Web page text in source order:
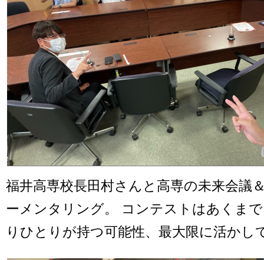
福井高専校長田村さんと高専の未来会議
ーメンタリング。 コンテストはあくま
りひとりが持つ可能性、最大限に活かし